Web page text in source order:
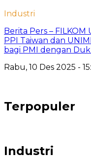
Industri
Berita Pers –
PPI Taiwan dan
bagi PMI dengan
Rabu, 10 Des 2025 -
Terpopuler
Industri